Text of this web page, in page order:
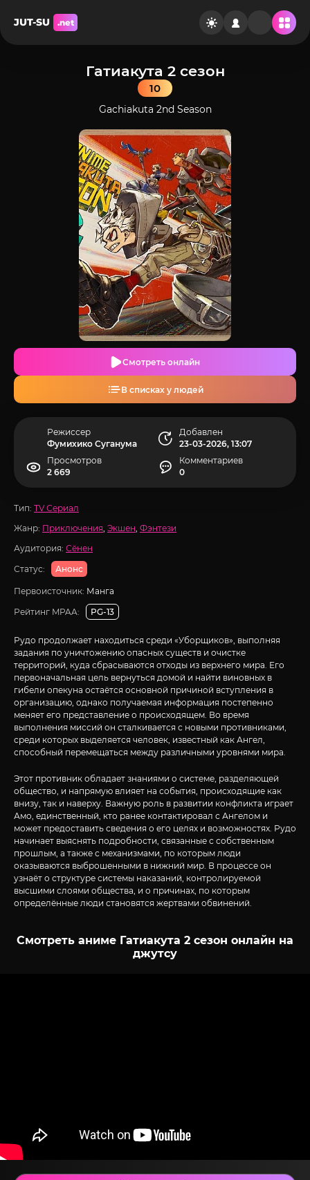
JUT-SU .net
Гатиакута 2 сезон
10
Gachiakuta 2nd Season
Смотреть онлайн
В списках у людей
Режиссер
Фумихико Суганума
Добавлен
23-03-2026, 13:07
Просмотров
2 669
Комментариев
0
Тип: TV Сериал
Жанр: Приключения, Экшен, Фэнтези
Аудитория: Сёнен
Статус:
Анонс
Первоисточник: Манга
Рейтинг MPAA:
PG-13
Рудо продолжает находиться среди «Уборщиков», выполняя
задания по уничтожению опасных существ и очистке
территорий, куда сбрасываются отходы из верхнего мира. Его
первоначальная цель вернуться домой и найти виновных в
гибели опекуна остаётся основной причиной вступления в
организацию, однако получаемая информация постепенно
меняет его представление о происходящем. Во время
выполнения миссий он сталкивается с новыми противниками,
среди которых выделяется человек, известный как Ангел,
способный перемещаться между различными уровнями мира.
Этот противник обладает знаниями о системе, разделяющей
общество, и напрямую влияет на события, происходящие как
внизу, так и наверху. Важную роль в развитии конфликта играет
Амо, единственный, кто ранее контактировал с Ангелом и
может предоставить сведения о его целях и возможностях. Рудо
начинает выяснять подробности, связанные с собственным
прошлым, а также с механизмами, по которым люди
оказываются выброшенными в нижний мир. В процессе он
узнаёт о структуре системы наказаний, контролируемой
высшими слоями общества, и о причинах, по которым
определённые люди становятся жертвами обвинений.
Смотреть аниме Гатиакута 2 сезон онлайн на
джутсу